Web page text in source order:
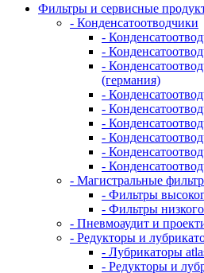
Фильтры и сервисные
- Конденсатоотводчики
-
-
-
(германия)
-
-
-
-
-
-
- Магистральные
- Фильтры
- Фильтры
- Пневмоаудит и
- Редукторы и
- Лубрикаторы
- Редукторы и